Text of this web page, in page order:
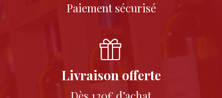
Paiement sécurisé
Livraison offerte